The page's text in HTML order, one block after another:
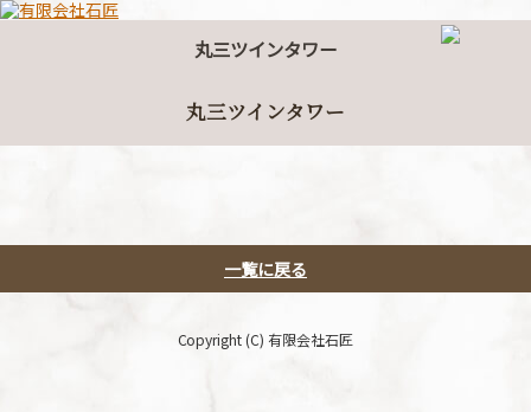
丸三ツインタワー
丸三ツインタワー
一覧に戻る
Copyright (C) 有限会社石匠